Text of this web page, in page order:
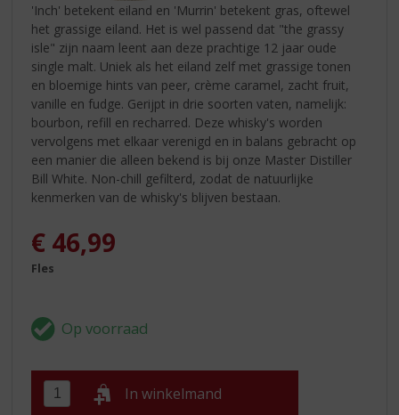
'Inch' betekent eiland en 'Murrin' betekent gras, oftewel
het grassige eiland. Het is wel passend dat "the grassy
isle" zijn naam leent aan deze prachtige 12 jaar oude
single malt. Uniek als het eiland zelf met grassige tonen
en bloemige hints van peer, crème caramel, zacht fruit,
vanille en fudge. Gerijpt in drie soorten vaten, namelijk:
bourbon, refill en recharred. Deze whisky's worden
vervolgens met elkaar verenigd en in balans gebracht op
een manier die alleen bekend is bij onze Master Distiller
Bill White. Non-chill gefilterd, zodat de natuurlijke
kenmerken van de whisky's blijven bestaan.
€ 46,99
Fles
In winkelmand